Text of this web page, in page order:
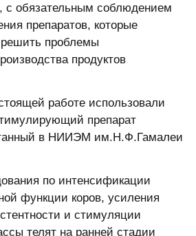
с обязательным соблюдением
препаратов, которые
проблемы
продуктов
работе использовали
препарат
в НИИЭМ им.Н.Ф.Гамалеи
по интенсификации
функции коров, усиления
и стимуляции
телят на ранней стадии